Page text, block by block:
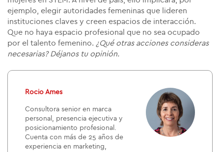
ejemplo, elegir autoridades femeninas que lideren
instituciones claves y creen espacios de interacción.
Que no haya espacio profesional que no sea ocupado
por el talento femenino. ¿Qué otras acciones consideras
necesarias? Déjanos tu opinión.
Rocio Ames
Consultora senior en marca
personal, presencia ejecutiva y
posicionamiento profesional.
Cuenta con más de 25 años de
experiencia en marketing,